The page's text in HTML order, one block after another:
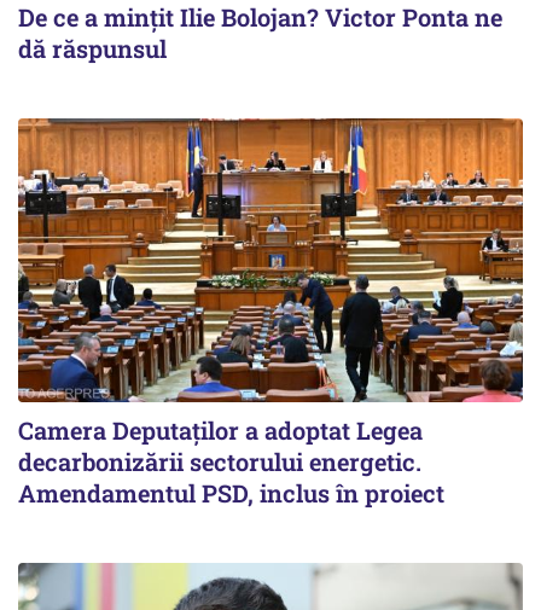
De ce a mințit Ilie Bolojan? Victor Ponta ne
dă răspunsul
Camera Deputaților a adoptat Legea
decarbonizării sectorului energetic.
Amendamentul PSD, inclus în proiect